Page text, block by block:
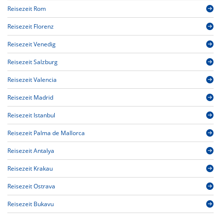
Reisezeit Rom
Reisezeit Florenz
Reisezeit Venedig
Reisezeit Salzburg
Reisezeit Valencia
Reisezeit Madrid
Reisezeit Istanbul
Reisezeit Palma de Mallorca
Reisezeit Antalya
Reisezeit Krakau
Reisezeit Ostrava
Reisezeit Bukavu